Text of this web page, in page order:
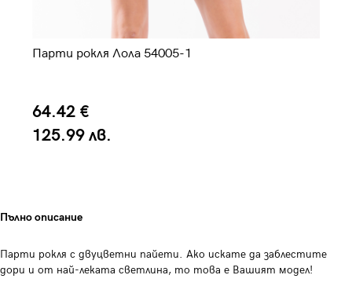
Парти рокля Лола 54005-1
64.42 €
125.99 лв.
Пълно описание
Парти рокля с двуцветни пайети. Ако искате да заблестите
дори и от най-леката светлина, то това е Вашият модел!